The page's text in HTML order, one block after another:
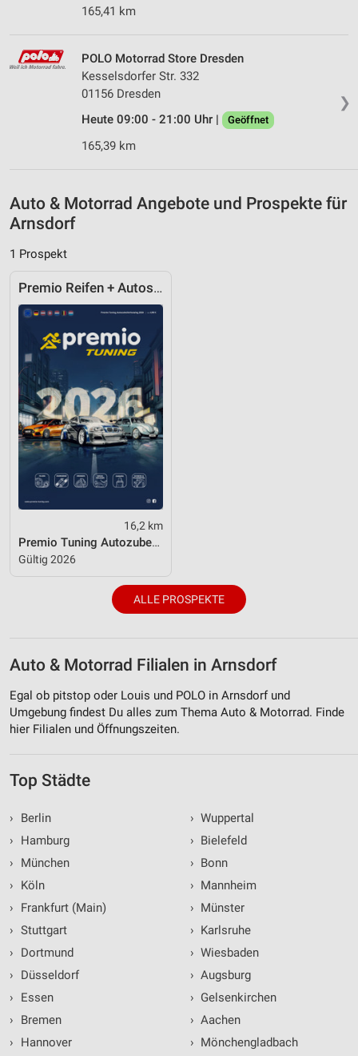
165,41 km
❯
POLO Motorrad Store Dresden
Kesselsdorfer Str. 332
01156 Dresden
Heute 09:00 - 21:00 Uhr |
Geöffnet
165,39 km
Auto & Motorrad Angebote und Prospekte für
Arnsdorf
1 Prospekt
Premio Reifen + Autoservice
16,2 km
Premio Tuning Autozubehörkatalog 2026
Gültig 2026
ALLE PROSPEKTE
Auto & Motorrad Filialen in Arnsdorf
Egal ob pitstop oder Louis und POLO in Arnsdorf und
Umgebung findest Du alles zum Thema Auto & Motorrad. Finde
hier Filialen und Öffnungszeiten.
Top Städte
›
Berlin
›
Hamburg
›
München
›
Köln
›
Frankfurt (Main)
› Stuttgart
›
Dortmund
›
Düsseldorf
›
Essen
›
Bremen
›
Hannover
› Wuppertal
› Bielefeld
› Bonn
› Mannheim
› Münster
› Karlsruhe
› Wiesbaden
› Augsburg
› Gelsenkirchen
› Aachen
› Mönchengladbach
Verwendung genauer Standortdaten
Informationen identifizieren
Nicht-IAB-Verarbeitungszwecke:
Werbung